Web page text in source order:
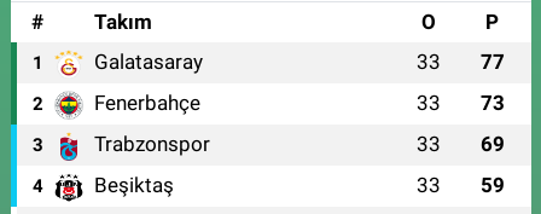
#
Takım O P
1 Galatasaray 33 77
2 Fenerbahçe 33 73
3 Trabzonspor 33 69
4 Beşiktaş 33 59